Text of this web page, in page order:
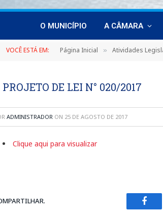
O MUNICÍPIO A CÂMARA
VOCÊ ESTÁ EM: Página Inicial » Atividades
PROJETO DE LEI N° 020/2017
ADMINISTRADOR ON 25 DE AGOSTO DE 2017
Clique aqui para visualizar